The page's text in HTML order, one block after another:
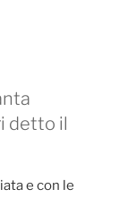
detto il
e con le